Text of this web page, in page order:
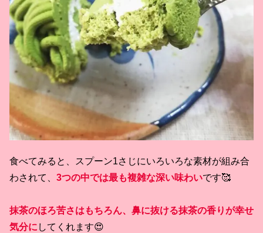
食べてみると、スプーン1さじにいろいろな素材が組み合
わされて、 3つの中では最も複雑な深い味わいです🥰
抹茶のほろ苦さはもちろん、鼻に抜ける抹茶の香りが幸せ
気分に してくれます😍